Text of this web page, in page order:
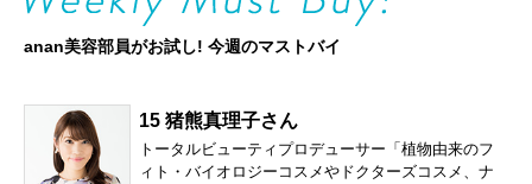
anan美容部員がお試し! 今週のマストバイ
15 猪熊真理子さん
トータルビューティプロデューサー「植物由来のフ
ィト・バイオロジーコスメやドクターズコスメ、ナ